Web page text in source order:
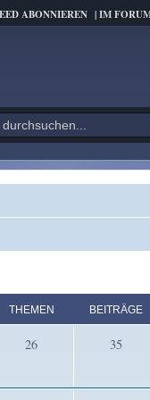
ABONNIEREN |IM
THEMEN BEITRÄGE
26T
35